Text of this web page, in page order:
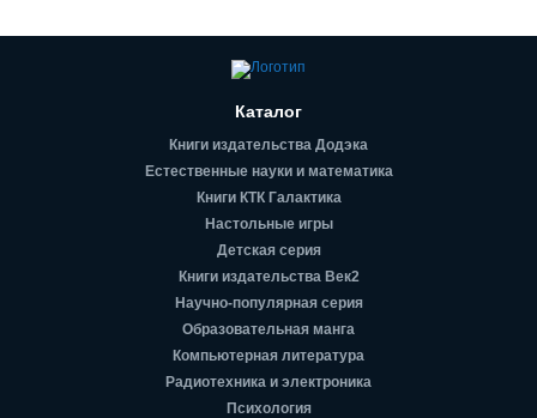
Каталог
Книги издательства Додэка
Естественные науки и математика
Книги КТК Галактика
Настольные игры
Детская серия
Книги издательства Век2
Научно-популярная серия
Образовательная манга
Компьютерная литература
Радиотехника и электроника
Психология